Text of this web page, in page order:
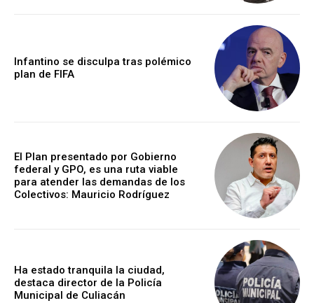
Infantino se disculpa tras polémico
plan de FIFA
El Plan presentado por Gobierno
federal y GPO, es una ruta viable
para atender las demandas de los
Colectivos: Mauricio Rodríguez
Ha estado tranquila la ciudad,
destaca director de la Policía
Municipal de Culiacán